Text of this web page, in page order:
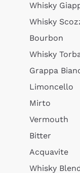
Whisky
Whisky
Bourbon
Whisky
Grappa
Limoncello
Mirto
Vermouth
Bitter
Acquavite
Whisky